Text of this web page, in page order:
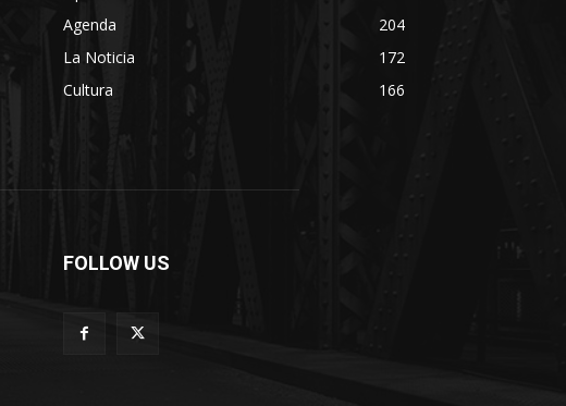
Agenda
204
La Noticia
172
Cultura
166
FOLLOW US